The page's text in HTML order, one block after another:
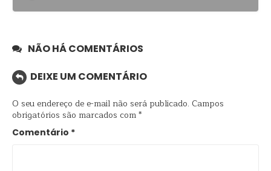
NÃO HÁ COMENTÁRIOS
DEIXE UM COMENTÁRIO
O seu endereço de e-mail não será publicado. Campos
obrigatórios são marcados com*
Comentário *